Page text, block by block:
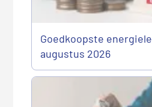
Goedkoopste
augustus 2026